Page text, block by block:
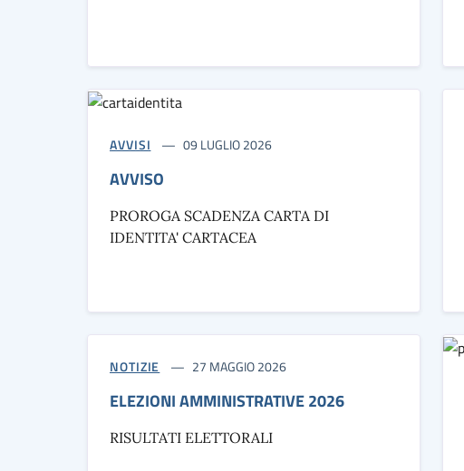
AVVISI 09 LUGLIO 2026
AVVISO
PROROGA SCADENZA CARTA DI
IDENTITA' CARTACEA
NOTIZIE 27 MAGGIO 2026
ELEZIONI AMMINISTRATIVE 2026
RISULTATI ELETTORALI